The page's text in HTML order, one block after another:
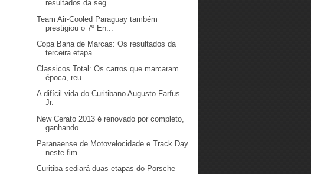
resultados da seg...
Team Air-Cooled Paraguay também
prestigiou o 7º En...
Copa Bana de Marcas: Os resultados da
terceira etapa
Classicos Total: Os carros que marcaram
época, reu...
A difícil vida do Curitibano Augusto Farfus
Jr.
New Cerato 2013 é renovado por completo,
ganhando ...
Paranaense de Motovelocidade e Track Day
neste fim...
Curitiba sediará duas etapas do Porsche